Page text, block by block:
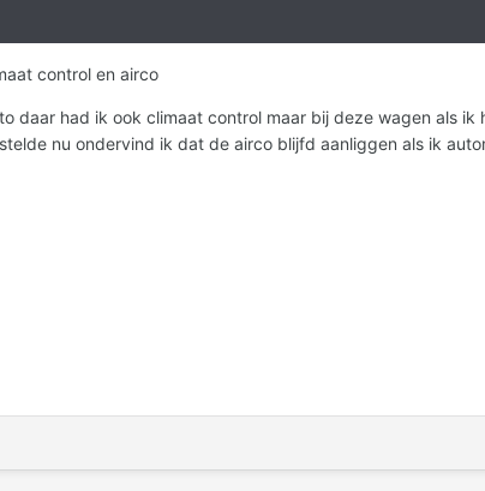
control en airco
daar had ik ook climaat control maar bij deze wagen als
nu ondervind ik dat de airco blijfd aanliggen als ik